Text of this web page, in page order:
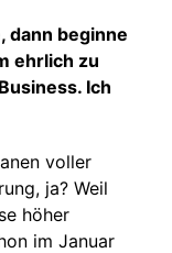
dann beginne
ehrlich zu
Ich
voller
ja? Weil
höher
im Januar